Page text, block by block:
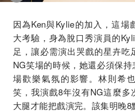
因為Ken與Kylie的加入，這場
大考驗，身為脫口秀演員的
足，讓必需演出哭戲的星卉吃
NG笑場的時候，她還必須保
場歡樂氣氛的影響。林則希
笑，我演戲8年沒有NG這麼多
大腿才能把戲演完。該集明晚8